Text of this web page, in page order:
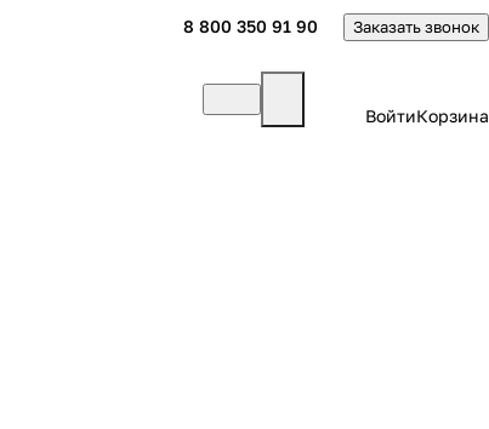
8 800 350 91 90 Заказать звонок
ВойтиКорзина